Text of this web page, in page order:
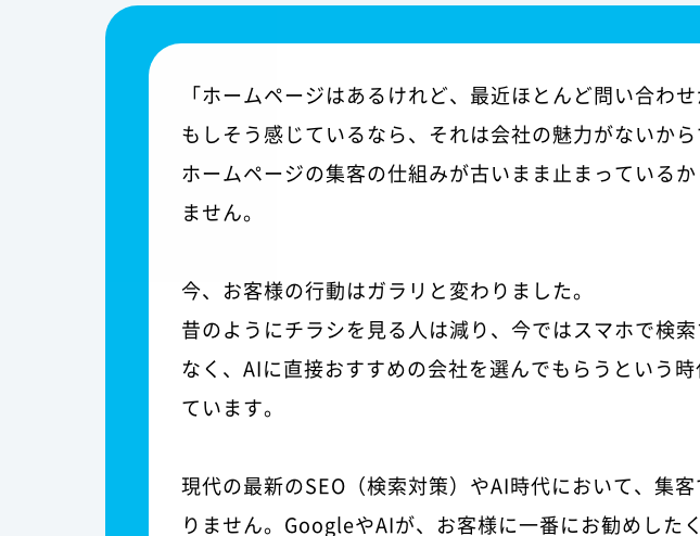
「ホームページはあるけれど、最近ほとんど問い合わ
もしそう感じているなら、それは会社の魅力がないから
ホームページの集客の仕組みが古いまま止まっているか
ません。
今、お客様の行動はガラリと変わりました。
昔のようにチラシを見る人は減り、今ではスマホで検
なく、AIに直接おすすめの会社を選んでもらうという時
ています。
現代の最新のSEO（検索対策）やAI時代において、集
りません。GoogleやAIが、お客様に一番にお勧めした